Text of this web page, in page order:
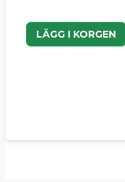
LÄGG I KORGEN